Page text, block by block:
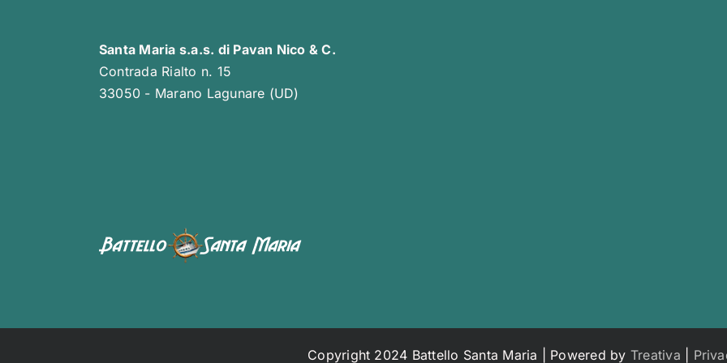
Santa Maria s.a.s. di Pavan Nico & C.
Contrada Rialto n. 15
33050 - Marano Lagunare (UD)
Copyright 2024 Battello Santa Maria | Powered by Treativa